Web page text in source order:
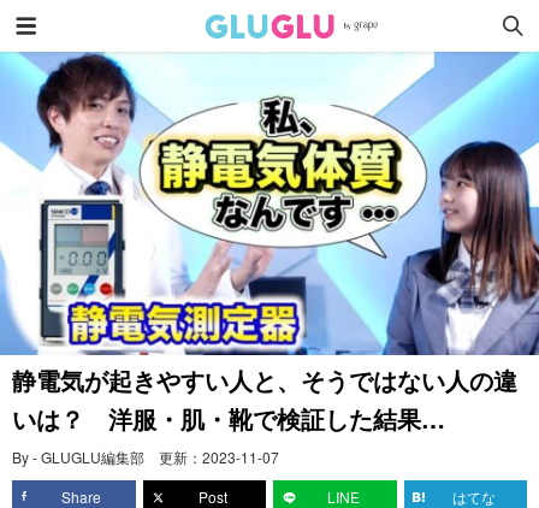
静電気が起きやすい人と、そうではない人の違
いは？ 洋服・肌・靴で検証した結果…
By - GLUGLU編集部 更新： 2023-11-07
Share
Post LINE はてな